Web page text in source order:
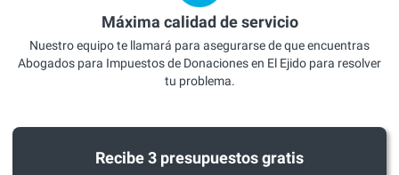
Máxima calidad de servicio
Nuestro equipo te llamará para asegurarse de que encuentras
Abogados para Impuestos de Donaciones en El Ejido para resolver
tu problema.
Recibe 3 presupuestos gratis